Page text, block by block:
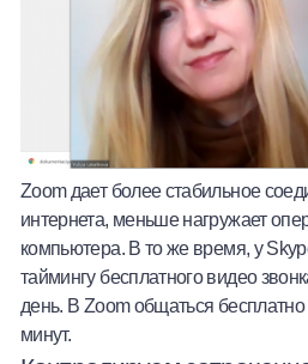
Zoom дает более стабильное
интернета, меньше нагружает
компьютера. В то же время, у
таймингу бесплатного видео
день. В Zoom общаться
минут.